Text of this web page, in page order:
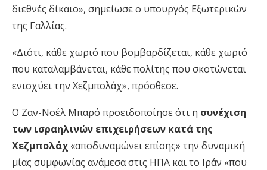
διεθνές δίκαιο», σημείωσε ο υπουργός Εξωτερικών
της Γαλλίας.
«Διότι, κάθε χωριό που βομβαρδίζεται, κάθε χωριό
που καταλαμβάνεται, κάθε πολίτης που σκοτώνεται
ενισχύει την Χεζμπολάχ», πρόσθεσε.
Ο Ζαν-Νοέλ Μπαρό προειδοποίησε ότι η συνέχιση
των ισραηλινών επιχειρήσεων κατά της
Χεζμπολάχ «αποδυναμώνει επίσης» την δυναμική
μίας συμφωνίας ανάμεσα στις ΗΠΑ και το Ιράν «που